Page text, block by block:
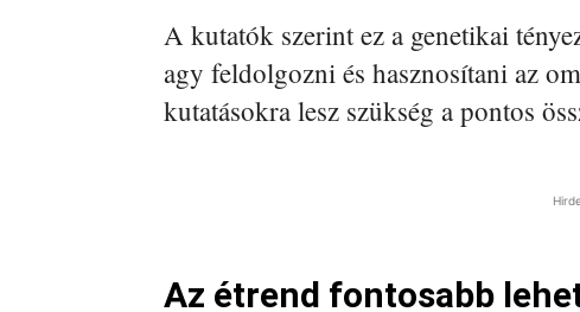
A kutatók szerint ez a genetikai
agy feldolgozni és hasznosítani az
kutatásokra lesz szükség a pontos
Az étrend fontosabb